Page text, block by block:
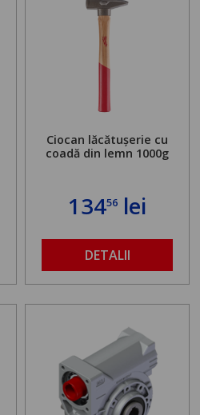
Ciocan lăcătușerie cu
coadă din lemn 1000g
13456 lei
DETALII